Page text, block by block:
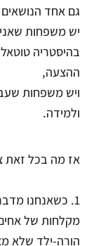
גם אחד
יש משפחות
בהיסטריה
ההצעה,
ויש משפחות
ולמידה.
אז מה בכל זאת
1. כשאנחנו
מקלחות של
הורה-ילד שלא